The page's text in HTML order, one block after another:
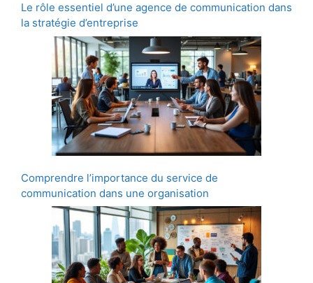
Le rôle essentiel d’une agence de communication dans
la stratégie d’entreprise
Comprendre l’importance du service de
communication dans une organisation